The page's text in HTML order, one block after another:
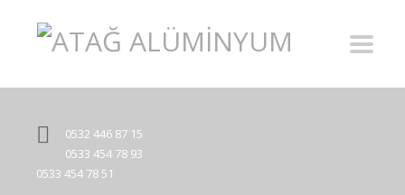
0532 446 87 15
0533 454 78 93
0533 454 78 51